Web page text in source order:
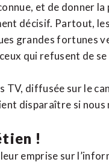
et de donner la
décisif. Partout,
grandes fortunes
qui refusent de
diffusée sur le
disparaître si nous
!
emprise sur